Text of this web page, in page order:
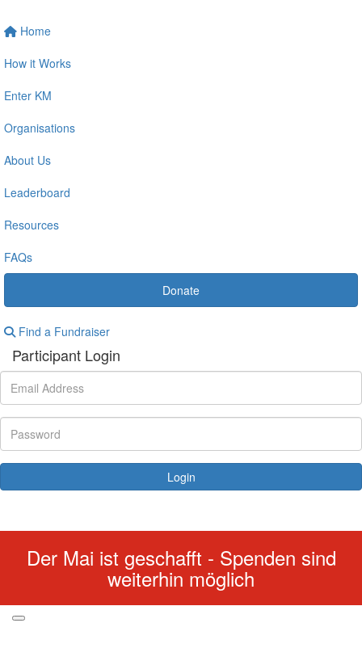
Home
How it Works
Enter KM
Organisations
About Us
Leaderboard
Resources
FAQs
Donate
Find a Fundraiser
Participant Login
Login
Der Mai ist geschafft - Spenden sind
weiterhin möglich